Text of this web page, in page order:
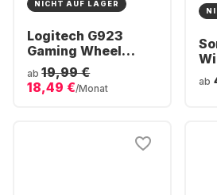
NICHT AUF LAGER
Logitech G923
Gaming Wheel
(Playstation + PC)
ab 19,99 €
18,49 €/Monat
ab